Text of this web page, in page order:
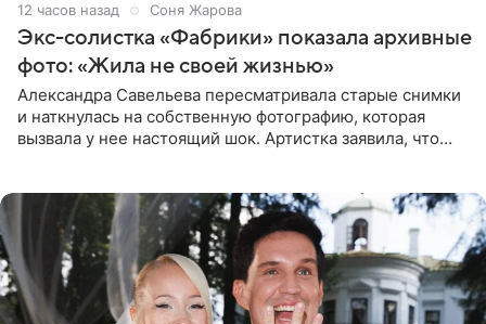
12 часов назад Соня Жарова
Экс-солистка «Фабрики» показала архивные
фото: «Жила не своей жизнью»
Александра Савельева пересматривала старые снимки
и наткнулась на собственную фотографию, которая
вызвала у нее настоящий шок. Артистка заявила, что